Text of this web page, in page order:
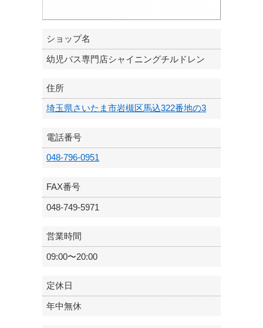
ショップ名
幼児バス専門店シャイニングチルドレン
住所
埼玉県さいたま市岩槻区馬込322番地の3
電話番号
048-796-0951
FAX番号
048-749-5971
営業時間
09:00〜20:00
定休日
年中無休